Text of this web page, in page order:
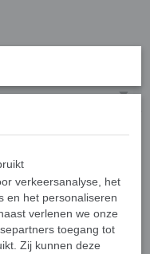
Purple
verkeersanalyse, het
en het personaliseren
verlenen we onze
toegang tot
Zij kunnen deze